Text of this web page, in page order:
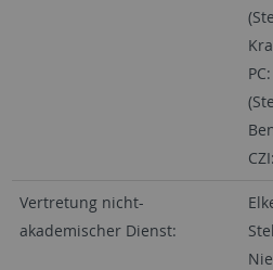
Vertretung nicht-
akademischer Dienst: